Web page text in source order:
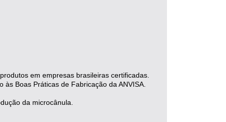
em empresas brasileiras certificadas.
Boas Práticas de Fabricação da ANVISA.
da microcânula.